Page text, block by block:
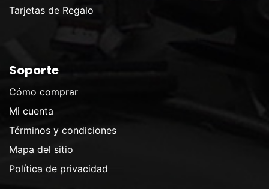
Tarjetas de Regalo
Soporte
Cómo comprar
Mi cuenta
Términos y condiciones
Mapa del sitio
Política de privacidad